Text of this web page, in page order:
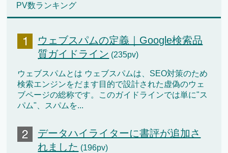
PV数ランキング
ウェブスパムの定義｜Google検索品
質ガイドライン (235pv)
ウェブスパムとは ウェブスパムは、SEO対策のため
検索エンジンをだます目的で設計された虚偽のウェ
ブページの総称です。このガイドラインでは単に"ス
パム"、スパムを...
データハイライターに書評が追加さ
れました (196pv)